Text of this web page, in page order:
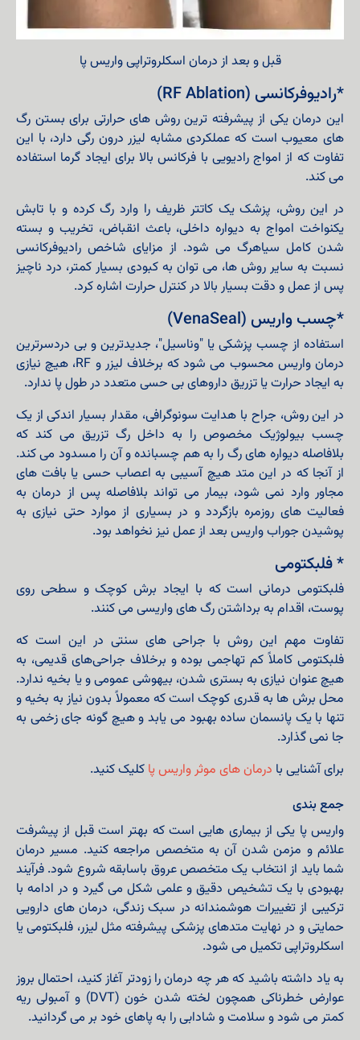
قبل و بعد از درمان اسکلروتراپی واریس پا
*رادیوفرکانسی (RF Ablation)
این درمان یکی از پیشرفته‌ ترین روش‌ های حرارتی برای بستن رگ‌
های معیوب است که عملکردی مشابه لیزر درون‌ رگی دارد، با این
تفاوت که از امواج رادیویی با فرکانس بالا برای ایجاد گرما استفاده
می‌ کند.
در این روش، پزشک یک کاتتر ظریف را وارد رگ کرده و با تابش
یکنواخت امواج به دیواره داخلی، باعث انقباض، تخریب و بسته
شدن کامل سیاهرگ می‌ شود. از مزایای شاخص رادیوفرکانسی
نسبت به سایر روش‌ ها، می‌ توان به کبودی بسیار کمتر، درد ناچیز
پس از عمل و دقت بسیار بالا در کنترل حرارت اشاره کرد.
*چسب واریس (VenaSeal)
استفاده از چسب پزشکی یا "وناسیل"، جدیدترین و بی‌ دردسرترین
درمان واریس محسوب می‌ شود که برخلاف لیزر و RF، هیچ نیازی
به ایجاد حرارت یا تزریق داروهای بی‌ حسی متعدد در طول پا ندارد.
در این روش، جراح با هدایت سونوگرافی، مقدار بسیار اندکی از یک
چسب بیولوژیک مخصوص را به داخل رگ تزریق می‌ کند که
بلافاصله دیواره‌ های رگ را به هم چسبانده و آن را مسدود می‌ کند.
از آنجا که در این متد هیچ آسیبی به اعصاب حسی یا بافت‌ های
مجاور وارد نمی‌ شود، بیمار می‌ تواند بلافاصله پس از درمان به
فعالیت‌ های روزمره بازگردد و در بسیاری از موارد حتی نیازی به
پوشیدن جوراب واریس بعد از عمل نیز نخواهد بود.
* فلبکتومی
فلبکتومی درمانی است که با ایجاد برش کوچک و سطحی روی
پوست، اقدام به برداشتن رگ های واریسی می کنند.
تفاوت مهم این روش با جراحی‌ های سنتی در این است که
فلبکتومی کاملاً کم‌ تهاجمی بوده و برخلاف جراحی‌های قدیمی، به
هیچ عنوان نیازی به بستری شدن، بیهوشی عمومی و یا بخیه‌ ندارد.
محل برش‌ ها به‌ قدری کوچک است که معمولاً بدون نیاز به بخیه و
تنها با یک پانسمان ساده بهبود می‌ یابد و هیچ‌ گونه جای زخمی به
جا نمی‌ گذارد.
برای آشنایی با درمان های موثر واریس پا کلیک کنید.
جمع بندی
واریس پا یکی از بیماری هایی است که بهتر است قبل از پیشرفت
علائم و مزمن شدن آن به متخصص مراجعه کنید. مسیر درمان
شما باید از انتخاب یک متخصص عروق باسابقه شروع شود. فرآیند
بهبودی با یک تشخیص دقیق و علمی شکل می‌ گیرد و در ادامه با
ترکیبی از تغییرات هوشمندانه در سبک زندگی، درمان‌ های دارویی
حمایتی و در نهایت متدهای پزشکی پیشرفته مثل لیزر، فلبکتومی یا
اسکلروتراپی تکمیل می‌ شود.
به یاد داشته باشید که هر چه درمان را زودتر آغاز کنید، احتمال بروز
عوارض خطرناکی همچون لخته شدن خون (DVT) و آمبولی ریه
کمتر می شود و سلامت و شادابی را به پاهای خود بر می گردانید.